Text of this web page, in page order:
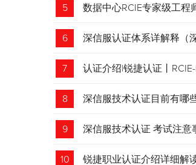
5 数据中心RCIE专家级工程
6 深信服认证体系详解释（
7 认证介绍|锐捷认证丨
8 深信服技术认证目前有哪
9 深信服技术认证 考试注意
10 锐捷职业认证介绍详细解